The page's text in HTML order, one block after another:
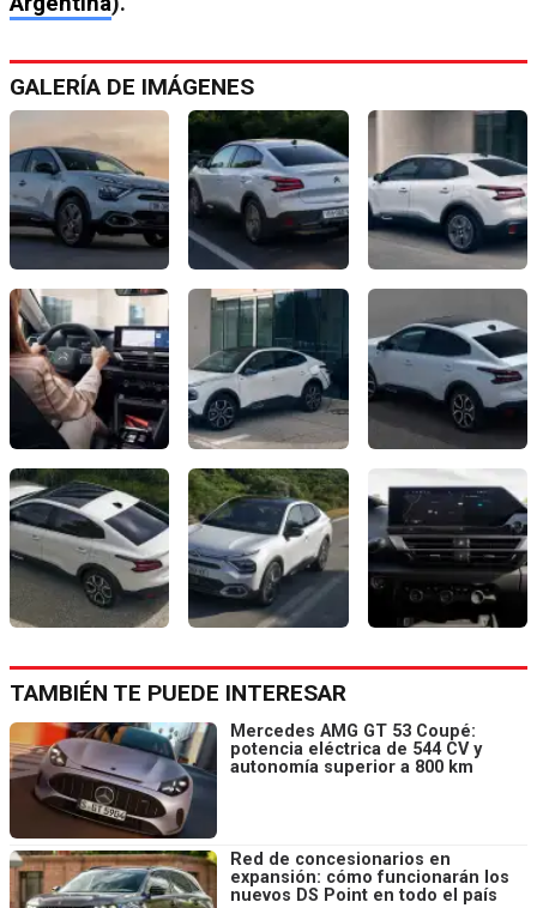
GALERÍA DE IMÁGENES
TAMBIÉN TE PUEDE INTERESAR
Mercedes AMG GT 53 Coupé:
potencia eléctrica de 544 CV y
autonomía superior a 800 km
Red de concesionarios en
expansión: cómo funcionarán los
nuevos DS Point en todo el país